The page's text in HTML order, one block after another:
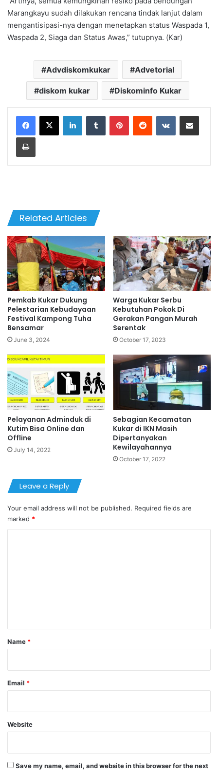
Marangkayu sudah dilakukan rencana tindak lanjut dalam
mengantisipasi-nya dengan menetapkan status Waspada 1,
Waspada 2, Siaga dan Status Awas,” tutupnya. (Kar)
Advdiskomkukar Advetorial
diskom kukar Diskominfo Kukar
LinkedInTumblr PinterestReddit VKontakteShare via Email
Print
Related Articles
Pemkab Kukar Dukung
Pelestarian Kebudayaan
Festival Kampong Tuha
Bensamar
June 3, 2024
Warga Kukar Serbu
Kebutuhan Pokok Di
Gerakan Pangan Murah
Serentak
October 17, 2023
Pelayanan Adminduk di
Kutim Bisa Online dan
Offline
July 14, 2022
Sebagian Kecamatan
Kukar di IKN Masih
Dipertanyakan
Kewilayahannya
October 17, 2022
Leave a Reply
Your email address will not be published. Required fields are
marked *
*
Name *
Email *
Website
Save my name, email, and website in this browser for the next